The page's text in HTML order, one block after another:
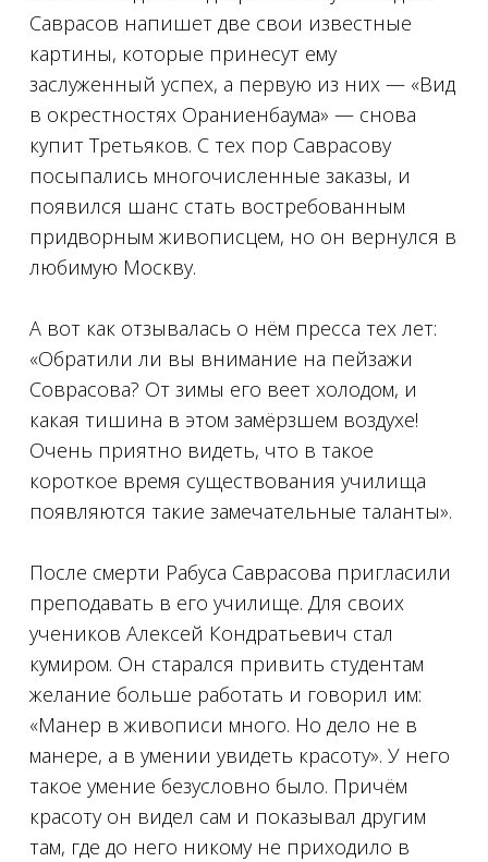
Саврасов напишет две свои известные
картины, которые принесут ему
заслуженный успех, а первую из них — «Вид
в окрестностях Ораниенбаума» — снова
купит Третьяков. С тех пор Саврасову
посыпались многочисленные заказы, и
появился шанс стать востребованным
придворным живописцем, но он вернулся в
любимую Москву.
А вот как отзывалась о нём пресса тех лет:
«Обратили ли вы внимание на пейзажи
Соврасова? От зимы его веет холодом, и
какая тишина в этом замёрзшем воздухе!
Очень приятно видеть, что в такое
короткое время существования училища
появляются такие замечательные таланты».
После смерти Рабуса Саврасова пригласили
преподавать в его училище. Для своих
учеников Алексей Кондратьевич стал
кумиром. Он старался привить студентам
желание больше работать и говорил им:
«Манер в живописи много. Но дело не в
манере, а в умении увидеть красоту». У него
такое умение безусловно было. Причём
красоту он видел сам и показывал другим
там, где до него никому не приходило в